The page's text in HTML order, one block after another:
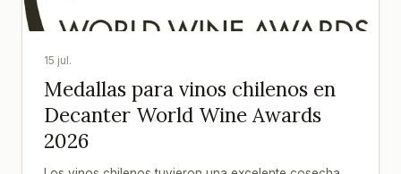
15 jul.
Medallas para vinos chilenos en
Decanter World Wine Awards
2026